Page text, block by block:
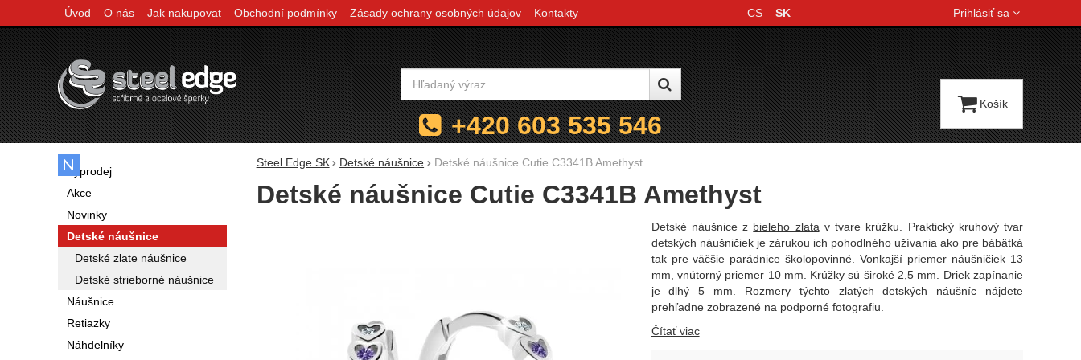
Steel Edge SK Detské náušnice Detské náušnice Cutie C3341B Amethyst
Detské náušnice Cutie C3341B Amethyst
Detské náušnice z bieleho zlata v tvare krúžku. Praktický kruhový tvar
detských náušničiek je zárukou ich pohodlného užívania ako pre bábätká
tak pre väčšie parádnice školopovinné. Vonkajší priemer náušničiek 13
mm, vnútorný priemer 10 mm. Krúžky sú široké 2,5 mm. Driek zapínanie
je dlhý 5 mm. Rozmery týchto zlatých detských náušníc nájdete
prehľadne zobrazené na podporné fotografiu.
Čítať viac
Výprodej
Akce
Novinky
Detské náušnice
Detské zlate náušnice
Detské strieborné náušnice
Náušnice
Retiazky
Náhdelníky
Navigácia
Úvod O nás Jak nakupovat Obchodní podmínky Zásady ochrany osobných údajov Kontakty
Jazyková verzia
CS SK Prihlásiť sa
Vyhľadávanie
+420 603 535 546
Košík